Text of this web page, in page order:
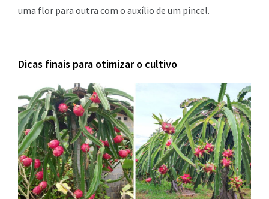
uma flor para outra com o auxílio de um pincel.
Dicas finais para otimizar o cultivo